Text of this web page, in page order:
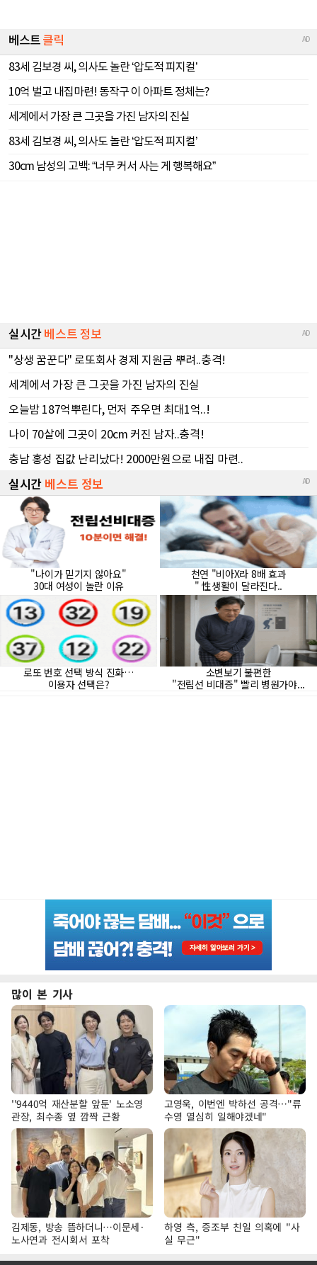
많이 본 기사
''9440억 재산분할 앞둔' 노소영
관장, 최수종 옆 깜짝 근황
고영욱, 이번엔 박하선 공격…"류
수영 열심히 일해야겠네"
김제동, 방송 뜸하더니…이문세·
노사연과 전시회서 포착
하영 측, 증조부 친일 의혹에 "사
실 무근"